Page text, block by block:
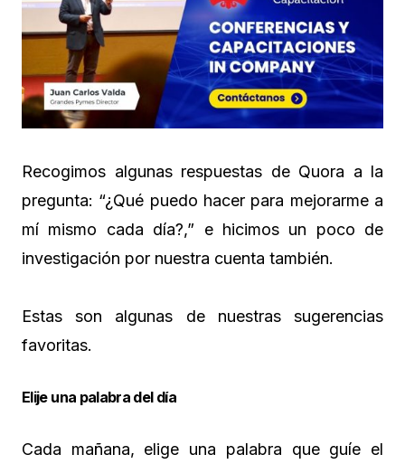
Recogimos algunas respuestas de Quora a la
pregunta: “¿Qué puedo hacer para mejorarme a
mí mismo cada día?,” e hicimos un poco de
investigación por nuestra cuenta también.
Estas son algunas de nuestras sugerencias
favoritas.
Elije una palabra del día
Cada mañana, elige una palabra que guíe el